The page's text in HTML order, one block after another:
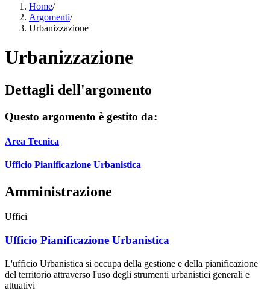
Home/
Argomenti/
Urbanizzazione
Urbanizzazione
Dettagli dell'argomento
Questo argomento è gestito da:
Area Tecnica
Ufficio Pianificazione Urbanistica
Amministrazione
Uffici
Ufficio Pianificazione Urbanistica
L'ufficio Urbanistica si occupa della gestione e della pianificazione
del territorio attraverso l'uso degli strumenti urbanistici generali e
attuativi